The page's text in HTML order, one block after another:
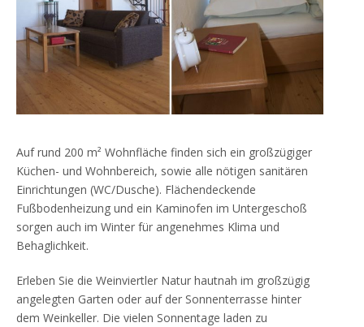
Auf rund 200 m² Wohnfläche finden sich ein großzügiger
Küchen- und Wohnbereich, sowie alle nötigen sanitären
Einrichtungen (WC/Dusche). Flächendeckende
Fußbodenheizung und ein Kaminofen im Untergeschoß
sorgen auch im Winter für angenehmes Klima und
Behaglichkeit.
Erleben Sie die Weinviertler Natur hautnah im großzügig
angelegten Garten oder auf der Sonnenterrasse hinter
dem Weinkeller. Die vielen Sonnentage laden zu